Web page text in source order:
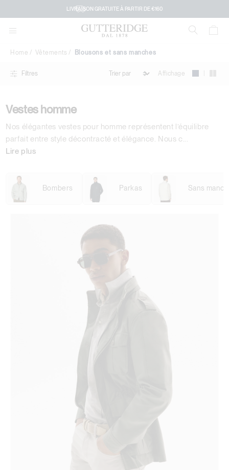
LIVRAISON GRATUITE À PARTIR DE €160
et
sans
Home Vêtements Blousons et sans manches
Filtres Affichage
Vestes homme
Nos élégantes vestes pour homme représentent l’équilibre
parfait entre style décontracté et élégance. Nous c...
Lire plus
Bombers Parkas Sans